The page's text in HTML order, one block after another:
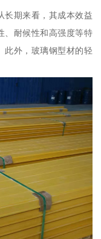
长期来看，其成本效益
、耐候性和高强度等特
此外，玻璃钢型材的轻